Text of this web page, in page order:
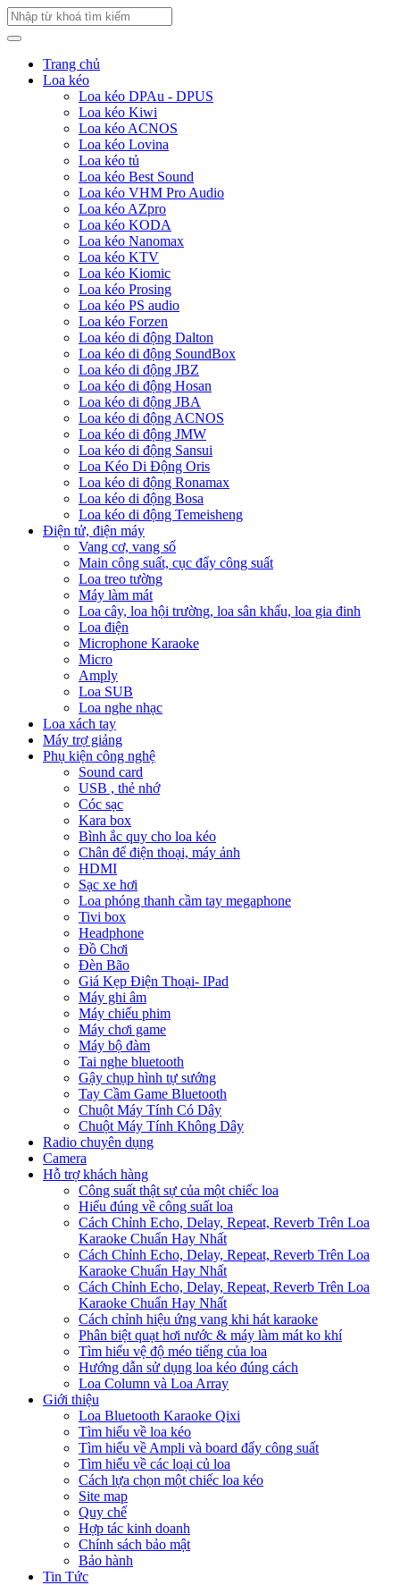
Trang chủ
Loa kéo
Loa kéo DPAu - DPUS
Loa kéo Kiwi
Loa kéo ACNOS
Loa kéo Lovina
Loa kéo tủ
Loa kéo Best Sound
Loa kéo VHM Pro Audio
Loa kéo AZpro
Loa kéo KODA
Loa kéo Nanomax
Loa kéo KTV
Loa kéo Kiomic
Loa kéo Prosing
Loa kéo PS audio
Loa kéo Forzen
Loa kéo di động Dalton
Loa kéo di động SoundBox
Loa kéo di động JBZ
Loa kéo di động Hosan
Loa kéo di động JBA
Loa kéo di động ACNOS
Loa kéo di động JMW
Loa kéo di động Sansui
Loa Kéo Di Động Oris
Loa kéo di động Ronamax
Loa kéo di động Bosa
Loa kéo di động Temeisheng
Điện tử, điện máy
Vang cơ, vang số
Main công suất, cục đẩy công suất
Loa treo tường
Máy làm mát
Loa cây, loa hội trường, loa sân khấu, loa gia đinh
Loa điện
Microphone Karaoke
Micro
Amply
Loa SUB
Loa nghe nhạc
Loa xách tay
Máy trợ giảng
Phụ kiện công nghệ
Sound card
USB , thẻ nhớ
Cóc sạc
Kara box
Bình ắc quy cho loa kéo
Chân để điện thoại, máy ảnh
HDMI
Sạc xe hơi
Loa phóng thanh cầm tay megaphone
Tivi box
Headphone
Đồ Chơi
Đèn Bão
Giá Kẹp Điện Thoại- IPad
Máy ghi âm
Máy chiếu phim
Máy chơi game
Máy bộ đàm
Tai nghe bluetooth
Gậy chụp hình tự sướng
Tay Cầm Game Bluetooth
Chuột Máy Tính Có Dây
Chuột Máy Tính Không Dây
Radio chuyên dụng
Camera
Hỗ trợ khách hàng
Công suất thật sự của một chiếc loa
Hiểu đúng về công suất loa
Cách Chỉnh Echo, Delay, Repeat, Reverb Trên Loa
Karaoke Chuẩn Hay Nhất
Cách Chỉnh Echo, Delay, Repeat, Reverb Trên Loa
Karaoke Chuẩn Hay Nhất
Cách Chỉnh Echo, Delay, Repeat, Reverb Trên Loa
Karaoke Chuẩn Hay Nhất
Cách chỉnh hiệu ứng vang khi hát karaoke
Phân biệt quạt hơi nước & máy làm mát ko khí
Tìm hiểu vệ độ méo tiếng của loa
Hướng dẫn sử dụng loa kéo đúng cách
Loa Column và Loa Array
Giới thiệu
Loa Bluetooth Karaoke Qixi
Tìm hiểu về loa kéo
Tìm hiểu về Ampli và board đẩy công suất
Tìm hiểu về các loại củ loa
Cách lựa chọn một chiếc loa kéo
Site map
Quy chế
Hợp tác kinh doanh
Chính sách bảo mật
Bảo hành
Tin Tức